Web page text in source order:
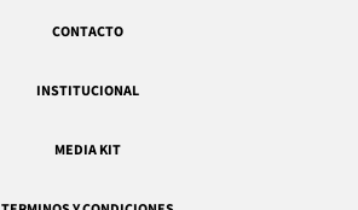
CONTACTO
INSTITUCIONAL
MEDIA KIT